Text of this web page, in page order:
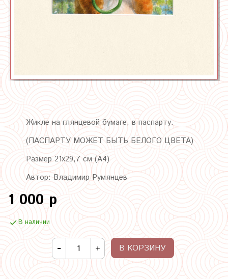
Жикле на глянцевой бумаге, в паспарту.
(ПАСПАРТУ МОЖЕТ БЫТЬ БЕЛОГО ЦВЕТА)
Размер 21х29,7 см (А4)
Автор: Владимир Румянцев
1 000 р
В наличии
В КОРЗИНУ